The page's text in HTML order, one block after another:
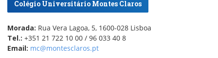
Colégio Universitário Montes Claros
Morada: Rua Vera Lagoa, 5, 1600-028 Lisboa
Tel.: +351 21 722 10 00 / 96 033 40 8
Email: mc@montesclaros.pt